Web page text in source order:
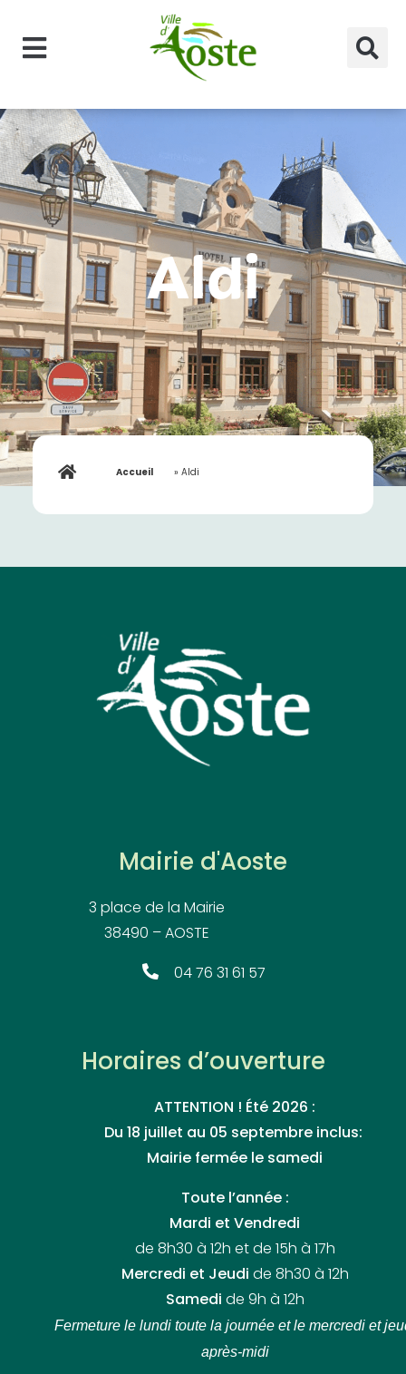
Aldi
Accueil »Aldi
Mairie d'Aoste
3 place de la Mairie
38490 – AOSTE
04 76 31 61 57
Horaires d’ouverture
ATTENTION ! Été 2026 :
Du 18 juillet au 05 septembre inclus:
Mairie fermée le samedi
Toute l’année :
Mardi et Vendredi
de 8h30 à 12h et de 15h à 17h
Mercredi et Jeudi de 8h30 à 12h
Samedi de 9h à 12h
Fermeture le lundi toute la journée et le mercredi et
après-midi